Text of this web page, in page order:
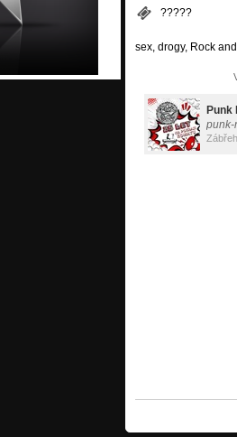
?????
sex, drogy, Rock
Punk
punk-
Zábřeh